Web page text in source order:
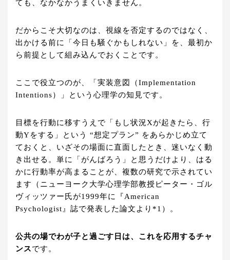
ても、なかなかうまくいきません。
だからこそ大切なのは、視線を否定するのではなく、
出かける前に「今日も騒ぐかもしれない」を、最初か
ら前提として組み込んでおくことです。
ここで役立つのが、「実装意図（Implementation
Intentions）」という心理学の知見です。
目標を行動に移すうえで「もし状況Xが起きたら、行
動Yをする」という “想定プラン” をあらかじめ立て
ておくと、いざその場面に直面したとき、迷いなく動
き出せる。単に「がんばろう」と思うだけより、はる
かに行動率が高まることが、複数の研究で示されてい
ます（ニューヨーク大学心理学部教授ピーター・ゴル
ヴィッツァー氏が1999年に『American
Psychologist』誌で発表した論文より*1）。
公共の場でわが子と過ごす日は、これを応用するチャ
ンスです。